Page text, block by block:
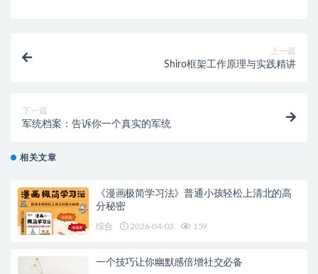
上一篇
Shiro框架工作原理与实践精讲
下一篇
军统档案：告诉你一个真实的军统
相关文章
《漫画极简学习法》普通小孩轻松上清北的高
分秘密
综合 2026-04-03 159
一个技巧让你幽默感倍增社交必备